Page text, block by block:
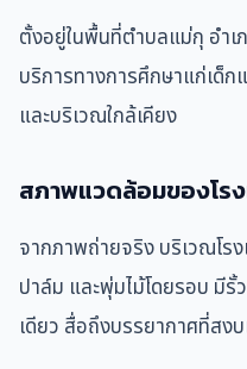
ตั้งอยู่ในพื้นที่ตำบลแม่กุ อำ
บริการทางการศึกษาแก่เด็ก
และบริเวณใกล้เคียง
สภาพแวดล้อมของโรง
จากภาพถ่ายจริง บริเวณโร
ปาล์ม และพุ่มไม้โดยรอบ มีรั้
เดียว สื่อถึงบรรยากาศที่สง